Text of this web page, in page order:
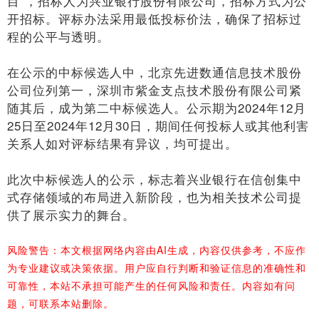
开招标。评标办法采用最低投标价法，确保了招标过
程的公平与透明。
在公示的中标候选人中，北京先进数通信息技术股份
公司位列第一，深圳市紫金支点技术股份有限公司紧
随其后，成为第二中标候选人。公示期为2024年12月
25日至2024年12月30日，期间任何投标人或其他利害
关系人如对评标结果有异议，均可提出。
此次中标候选人的公示，标志着兴业银行在信创集中
式存储领域的布局进入新阶段，也为相关技术公司提
供了展示实力的舞台。
风险警告：本文根据网络内容由AI生成，内容仅供参考，不应作
为专业建议或决策依据。用户应自行判断和验证信息的准确性和
可靠性，本站不承担可能产生的任何风险和责任。内容如有问
题，可联系本站删除。